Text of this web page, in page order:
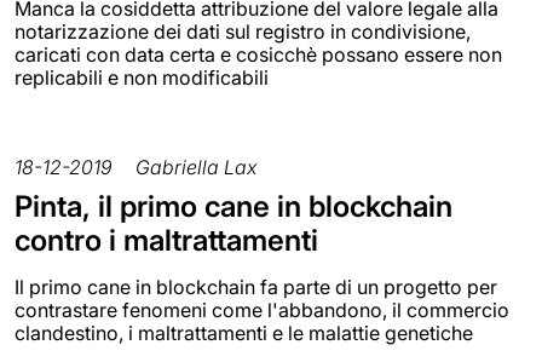
Manca la cosiddetta attribuzione del valore legale alla
notarizzazione dei dati sul registro in condivisione,
caricati con data certa e cosicchè possano essere non
replicabili e non modificabili
18-12-2019 Gabriella Lax
Pinta, il primo cane in blockchain
contro i maltrattamenti
Il primo cane in blockchain fa parte di un progetto per
contrastare fenomeni come l'abbandono, il commercio
clandestino, i maltrattamenti e le malattie genetiche